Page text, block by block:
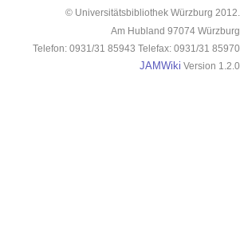
© Universitätsbibliothek Würzburg 2012.
Am Hubland 97074 Würzburg
Telefon: 0931/31 85943 Telefax: 0931/31 85970
JAMWiki Version 1.2.0